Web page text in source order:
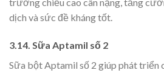
dịch và sức đề kháng tốt.
3.14. Sữa Aptamil số 2
Sữa bột Aptamil số 2 giúp phát triển